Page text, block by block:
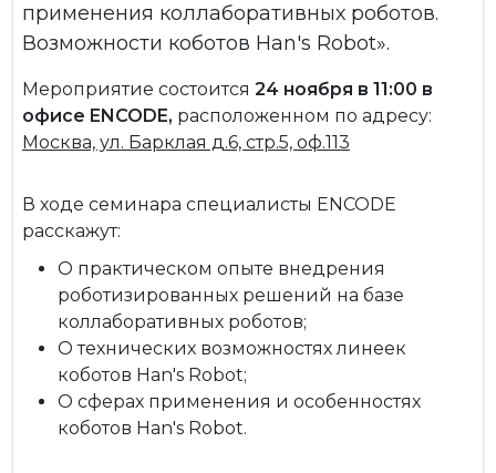
применения коллаборативных роботов.
Возможности коботов Han's Robot».
Мероприятие состоится 24 ноября в 11:00 в
офисе ENCODE, расположенном по адресу:
Москва, ул. Барклая д.6, стр.5, оф.113
В ходе семинара специалисты ENCODE
расскажут:
О практическом опыте внедрения
роботизированных решений на базе
коллаборативных роботов;
О технических возможностях линеек
коботов Han's Robot;
О сферах применения и особенностях
коботов Han's Robot.